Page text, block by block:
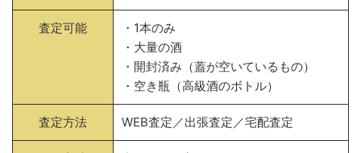
査定可能
・1本のみ
・大量の酒
・開封済み（蓋が空いているもの）
・空き瓶（高級酒のボトル）
査定方法 WEB査定／出張査定／宅配査定